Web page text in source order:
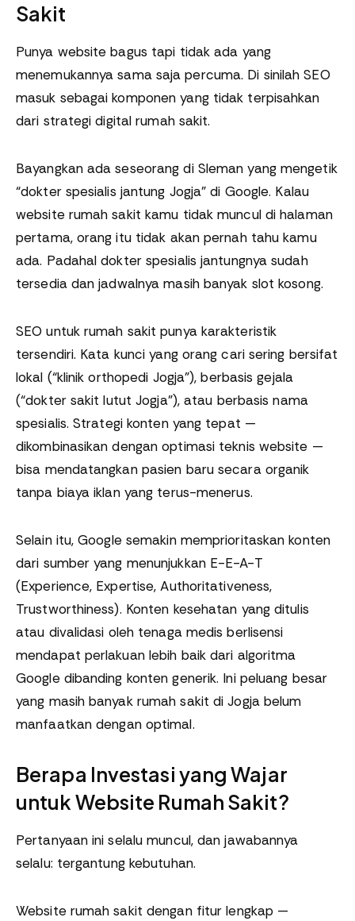
Sakit
Punya website bagus tapi tidak ada yang
menemukannya sama saja percuma. Di sinilah SEO
masuk sebagai komponen yang tidak terpisahkan
dari strategi digital rumah sakit.
Bayangkan ada seseorang di Sleman yang mengetik
“dokter spesialis jantung Jogja” di Google. Kalau
website rumah sakit kamu tidak muncul di halaman
pertama, orang itu tidak akan pernah tahu kamu
ada. Padahal dokter spesialis jantungnya sudah
tersedia dan jadwalnya masih banyak slot kosong.
SEO untuk rumah sakit punya karakteristik
tersendiri. Kata kunci yang orang cari sering bersifat
lokal (“klinik orthopedi Jogja”), berbasis gejala
(“dokter sakit lutut Jogja”), atau berbasis nama
spesialis. Strategi konten yang tepat —
dikombinasikan dengan optimasi teknis website —
bisa mendatangkan pasien baru secara organik
tanpa biaya iklan yang terus-menerus.
Selain itu, Google semakin memprioritaskan konten
dari sumber yang menunjukkan E-E-A-T
(Experience, Expertise, Authoritativeness,
Trustworthiness). Konten kesehatan yang ditulis
atau divalidasi oleh tenaga medis berlisensi
mendapat perlakuan lebih baik dari algoritma
Google dibanding konten generik. Ini peluang besar
yang masih banyak rumah sakit di Jogja belum
manfaatkan dengan optimal.
Berapa Investasi yang Wajar
untuk Website Rumah Sakit?
Pertanyaan ini selalu muncul, dan jawabannya
selalu: tergantung kebutuhan.
Website rumah sakit dengan fitur lengkap —